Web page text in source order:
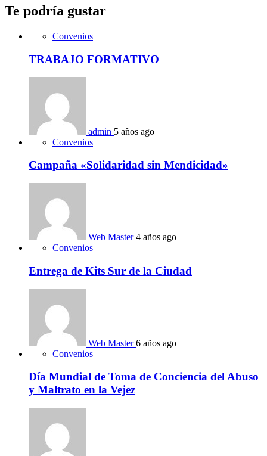
Te podría gustar
Convenios
TRABAJO FORMATIVO
admin 5 años ago
Convenios
Campaña «Solidaridad sin Mendicidad»
Web Master 4 años ago
Convenios
Entrega de Kits Sur de la Ciudad
Web Master 6 años ago
Convenios
Día Mundial de Toma de Conciencia del Abuso
y Maltrato en la Vejez